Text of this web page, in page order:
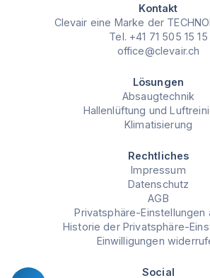
Kontakt
Clevair eine Marke der
Tel. +41 71 505 15 15
office@clevair.ch
Lösungen
Absaugtechnik
Hallenlüftung und
Klimatisierung
Rechtliches
Impressum
Datenschutz
AGB
Privatsphäre-Einstellungen
Historie der Privatsphäre-
Einwilligungen
Social